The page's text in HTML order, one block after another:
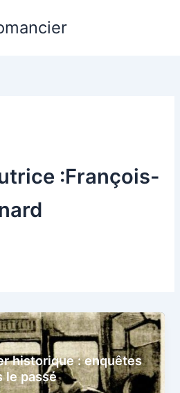
:François-
historique : enquêtes
le passé